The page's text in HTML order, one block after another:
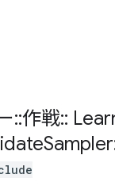
::作戦::
Sampler